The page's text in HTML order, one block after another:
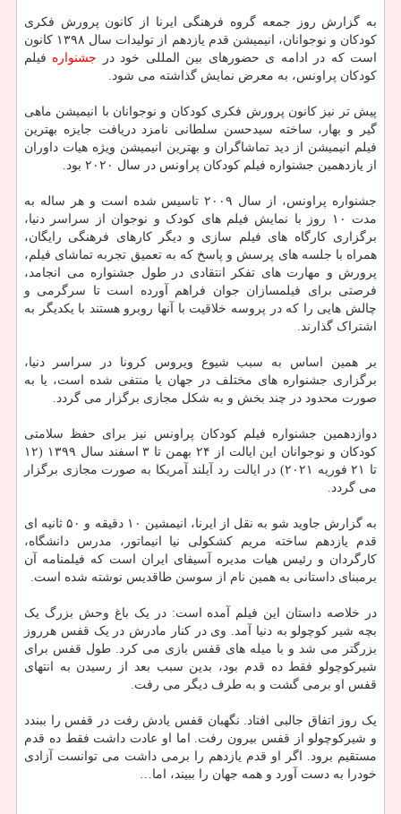
به گزارش روز جمعه گروه فرهنگی ایرنا از کانون پرورش فکری
کودکان و نوجوانان، انیمیشن قدم یازدهم از تولیدات سال ۱۳۹۸ کانون
است که در ادامه ی حضورهای بین المللی خود در جشنواره فیلم
کودکان پراونس، به معرض نمایش گذاشته می شود.
پیش تر نیز کانون پرورش فکری کودکان و نوجوانان با انیمیشن ماهی
گیر و بهار، ساخته سیدحسن سلطانی نامزد دریافت جایزه بهترین
فیلم انیمیشن از دید تماشاگران و بهترین انیمیشن ویژه هیات داوران
از یازدهمین جشنواره فیلم کودکان پراونس در سال ۲۰۲۰ بود.
جشنواره پراونس، از سال ۲۰۰۹ تاسیس شده است و هر ساله به
مدت ۱۰ روز با نمایش فیلم های کودک و نوجوان از سراسر دنیا،
برگزاری کارگاه های فیلم سازی و دیگر کارهای فرهنگی رایگان،
همراه با جلسه های پرسش و پاسخ که به تعمیق تجربه تماشای فیلم،
پرورش و مهارت های تفکر انتقادی در طول جشنواره می انجامد،
فرصتی برای فیلمسازان جوان فراهم آورده است تا سرگرمی و
چالش هایی را که در پروسه خلاقیت با آنها روبرو هستند با یکدیگر به
اشتراک گذارند.
بر همین اساس به سبب شیوع ویروس کرونا در سراسر دنیا،
برگزاری جشنواره های مختلف در جهان یا منتفی شده است، یا به
صورت محدود در چند بخش و به شکل مجازی برگزار می گردد.
دوازدهمین جشنواره فیلم کودکان پراونس نیز برای حفظ سلامتی
کودکان و نوجوانان این ایالت از ۲۴ بهمن تا ۳ اسفند سال ۱۳۹۹ (۱۲
تا ۲۱ فوریه ۲۰۲۱) در ایالت رد آیلند آمریکا به صورت مجازی برگزار
می گردد.
به گزارش جاوید شو به نقل از ایرنا، انیمشین ۱۰ دقیقه و ۵۰ ثانیه ای
قدم یازدهم ساخته مریم کشکولی نیا انیماتور، مدرس دانشگاه،
کارگردان و رئیس هیات مدیره آسیفای ایران است که فیلمنامه آن
برمبنای داستانی به همین نام از سوسن طاقدیس نوشته شده است.
در خلاصه داستان این فیلم آمده است: در یک باغ وحش بزرگ یک
بچه شیر کوچولو به دنیا آمد. وی در کنار مادرش در یک قفس هرروز
بزرگتر می شد و با میله های قفس بازی می کرد. طول قفس برای
شیرکوچولو فقط ده قدم بود، بدین سبب بعد از رسیدن به انتهای
قفس او برمی گشت و به طرف دیگر می رفت.
یک روز اتفاق جالبی افتاد. نگهبان قفس یادش رفت در قفس را ببندد
و شیرکوچولو از قفس بیرون رفت. اما او عادت داشت فقط ده قدم
مستقیم برود. اگر او قدم یازدهم را برمی داشت می توانست آزادی
خودرا به دست آورد و همه جهان را ببیند، اما…